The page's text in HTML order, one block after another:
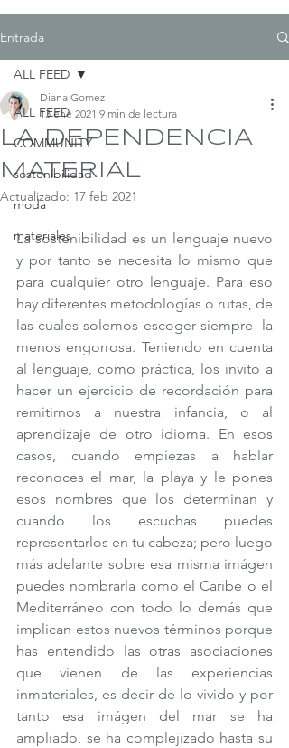
Entrada
ALL FEED
COMMUNITY
sostenibilidad
moda
materiales
ALL FEED
LA DEPENDENCIA
MATERIAL
Diana Gomez
13 ene 2021 9 min de lectura
Actualizado: 17 feb 2021
La sostenibilidad es un lenguaje nuevo
y por tanto se necesita lo mismo que
para cualquier otro lenguaje. Para eso
hay diferentes metodologías o rutas, de
las cuales solemos escoger siempre  la
menos engorrosa. Teniendo en cuenta
al lenguaje, como práctica, los invito a
hacer un ejercicio de recordación para
remitirnos a nuestra infancia, o al
aprendizaje de otro idioma. En esos
casos, cuando empiezas a hablar
reconoces el mar, la playa y le pones
esos nombres que los determinan y
cuando los escuchas puedes
representarlos en tu cabeza; pero luego
más adelante sobre esa misma imágen
puedes nombrarla como el Caribe o el
Mediterráneo con todo lo demás que
implican estos nuevos términos porque
has entendido las otras asociaciones
que vienen de las experiencias
inmateriales, es decir de lo vivido y por
tanto esa imágen del mar se ha
ampliado, se ha complejizado hasta su